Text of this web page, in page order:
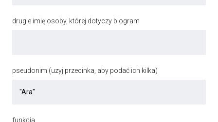
drugie imię osoby, której dotyczy biogram
pseudonim (uzyj przecinka, aby podać ich kilka)
funkcja